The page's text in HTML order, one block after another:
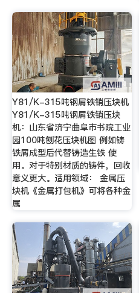
Y81/K-315吨钢屑铁销压块机
Y81/K-315吨钢屑铁销压块
机：山东省济宁曲阜市书院工业
园100吨刨花压块机图 例如铸
铁屑成型后代替铸造生铁 使
用。对于特别材质的铸件，回收
意义更大。适用领域： 金属压
块机《金属打包机》可将各种金
属